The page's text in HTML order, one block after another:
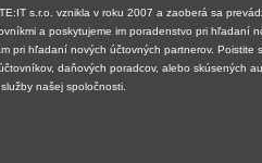
s.r.o. vznikla v roku 2007 a ​​zaoberá sa
a poskytujeme im poradenstvo pri hľadaní
pri hľadaní nových účtovných partnerov. Poistite
daňových poradcov, alebo skúsených
našej spoločnosti.